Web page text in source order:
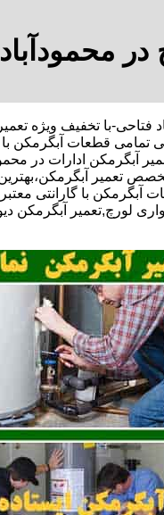
در محمودآباد
آقای سجاد فتاحی-با تخفیف
تمامی قطعات آبگرمکن
آبگرمکن ادارات در
تعمیر
با گارانتی
لورچ,تعمیر آبگرمکن